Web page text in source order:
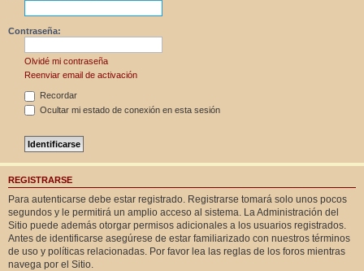
Contraseña:
Olvidé mi contraseña
Reenviar email de activación
Recordar
Ocultar mi estado de conexión en esta sesión
REGISTRARSE
Para autenticarse debe estar registrado. Registrarse tomará solo unos pocos
segundos y le permitirá un amplio acceso al sistema. La Administración del
Sitio puede además otorgar permisos adicionales a los usuarios registrados.
Antes de identificarse asegúrese de estar familiarizado con nuestros términos
de uso y políticas relacionadas. Por favor lea las reglas de los foros mientras
navega por el Sitio.